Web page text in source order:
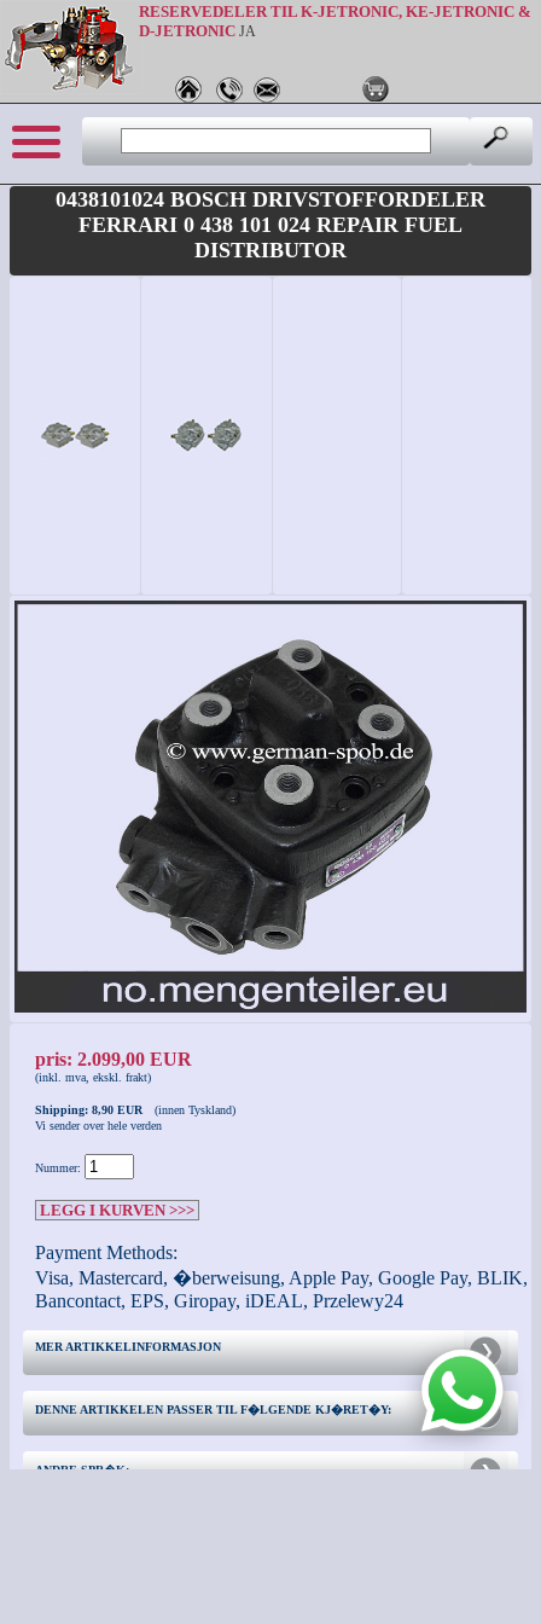
RESERVEDELER TIL K-JETRONIC, KE-JETRONIC &
D-JETRONIC JA
0438101024 BOSCH DRIVSTOFFORDELER
FERRARI 0 438 101 024 REPAIR FUEL
DISTRIBUTOR
pris: 2.099,00 EUR
(inkl. mva, ekskl. frakt)
Shipping: 8,90 EUR
(innen Tyskland)
Vi sender over hele verden
Nummer:
LEGG I KURVEN >>>
Payment Methods:
Visa, Mastercard, �berweisung, Apple Pay, Google Pay, BLIK,
Bancontact, EPS, Giropay, iDEAL, Przelewy24
MER ARTIKKELINFORMASJON
DENNE ARTIKKELEN PASSER TIL F�LGENDE KJ�RET�Y:
ANDRE SPR�K: